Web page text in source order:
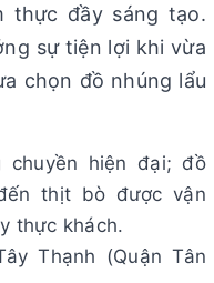
thực đầy sáng tạo.
sự tiện lợi khi vừa
chọn đồ nhúng lẩu
hiện đại; đồ
thịt bò được vận
thực khách.
Thạnh (Quận Tân